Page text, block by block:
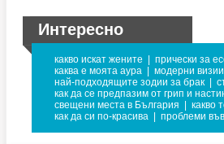
Интересно
какво искат жените прически за
каква е моята аура
модерни
най-подходящите зодии за брак
как да се предпазим от грип и
свещени места в България
какво
как да си по-красива
проблеми